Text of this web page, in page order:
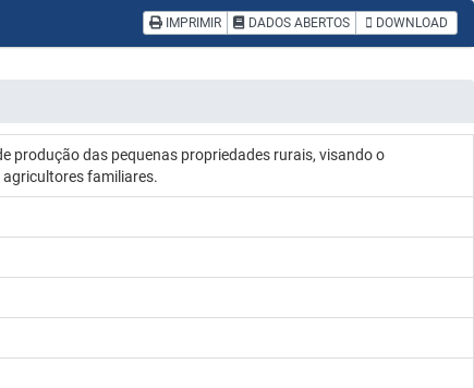
IMPRIMIR DADOS ABERTOS DOWNLOAD
produção das pequenas propriedades rurais, visando o
familiares.